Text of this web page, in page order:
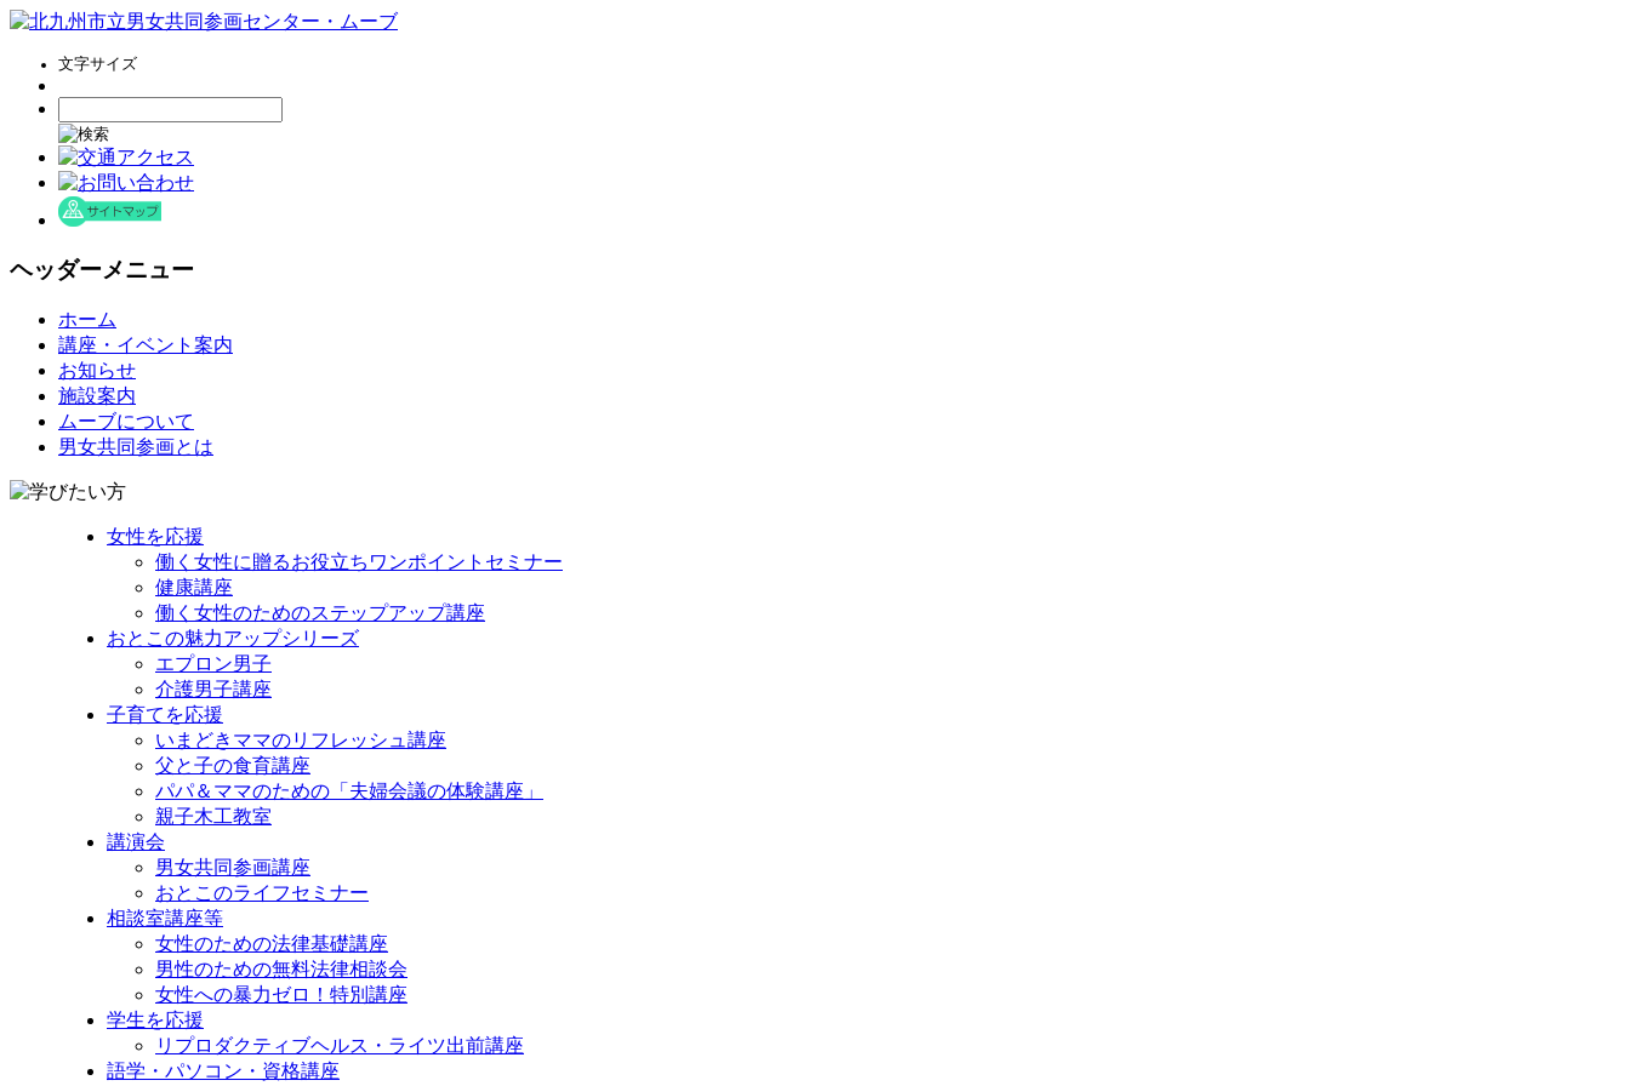
文字サイズ
ヘッダーメニュー
キ
ホーム
講座・イベント案内
お知らせ
施設案内
ムーブについて
男女共同参画とは
女性を応援
働く女性に贈るお役立ちワンポイントセミナー
健康講座
働く女性のためのステップアップ講座
おとこの魅力アップシリーズ
エプロン男子
介護男子講座
子育てを応援
いまどきママのリフレッシュ講座
父と子の食育講座
パパ＆ママのための「夫婦会議の体験講座」
親子木工教室
講演会
男女共同参画講座
おとこのライフセミナー
相談室講座等
女性のための法律基礎講座
男性のための無料法律相談会
女性への暴力ゼロ！特別講座
学生を応援
リプロダクティブヘルス・ライツ出前講座
語学・パソコン・資格講座